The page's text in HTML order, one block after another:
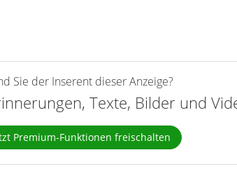
Sie der Inserent dieser Anzeige?
Texte, Bilder und
Premium-Funktionen freischalten